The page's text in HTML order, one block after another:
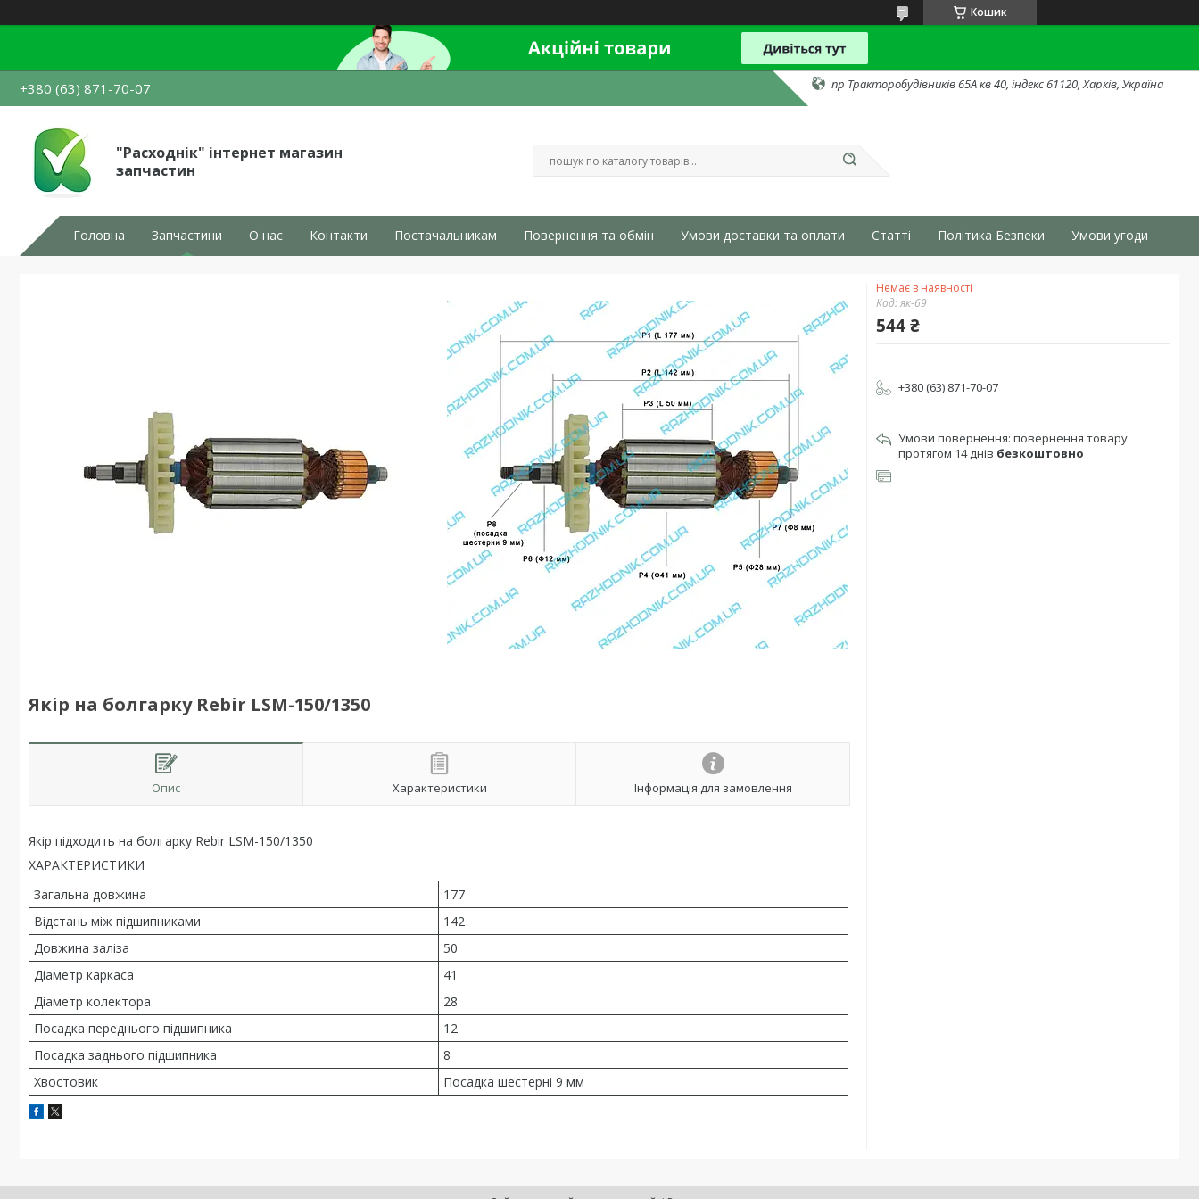
Кошик
+380 (63) 871-70-07 пр Тракторобудівників 65А кв 40, індекс 61120, Харків, Україна
"Расходнік" інтернет магазин
запчастин
Головна Запчастини О нас Контакти Постачальникам Повернення та обмін Умови доставки та оплати Статті Політика Безпеки Умови угоди
Якір на болгарку Rebir LSM-150/1350
Опис Характеристики Інформація для замовлення
Якір підходить на болгарку Rebir LSM-150/1350
ХАРАКТЕРИСТИКИ
Загальна довжина
177
Відстань між підшипниками
142
Довжина заліза
50
Діаметр каркаса
41
Діаметр колектора
28
Посадка переднього підшипника
12
Посадка заднього підшипника
8
Хвостовик
Посадка шестерні 9 мм
Немає в наявності
Код:як-69
544 ₴
+380 (63) 871-70-07
повернення товару
протягом 14 днів безкоштовно